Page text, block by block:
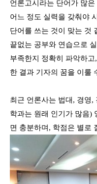
언론고시라는 단어가 많
어느 정도 실력을 갖춰야
단어를 쓰는 것이 맞는 것
끝없는 공부와 연습으로
부족한지 정확히 파악하고,
한 결과 기자의 꿈을 이룰
최근 언론사는 법대 , 경영,
학과는 원래 인기가 많음)
면 충분하며, 학점은 별로